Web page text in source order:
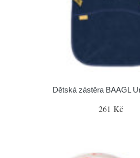
Dětská zástěra BAAGL
261 Kč